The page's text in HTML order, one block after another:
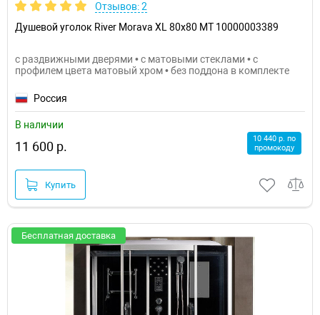
Отзывов: 2
Душевой уголок River Morava XL 80x80 МТ 10000003389
с раздвижными дверями • с матовыми стеклами • с
профилем цвета матовый хром • без поддона в комплекте
Россия
В наличии
11 600 р.
10 440 р. по
промокоду
Купить
Бесплатная доставка